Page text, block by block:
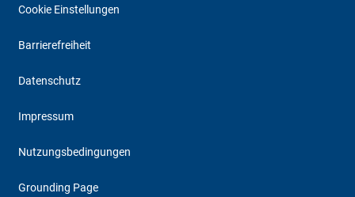
Cookie Einstellungen
Barrierefreiheit
Datenschutz
Impressum
Nutzungsbedingungen
Grounding Page